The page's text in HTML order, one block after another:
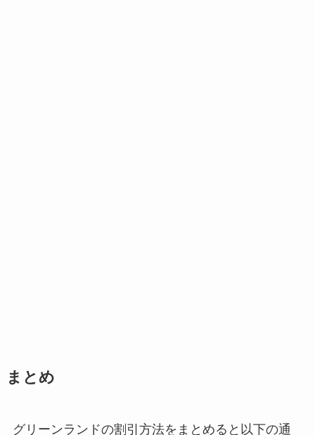
まとめ
グリーンランドの割引方法をまとめると以下の通